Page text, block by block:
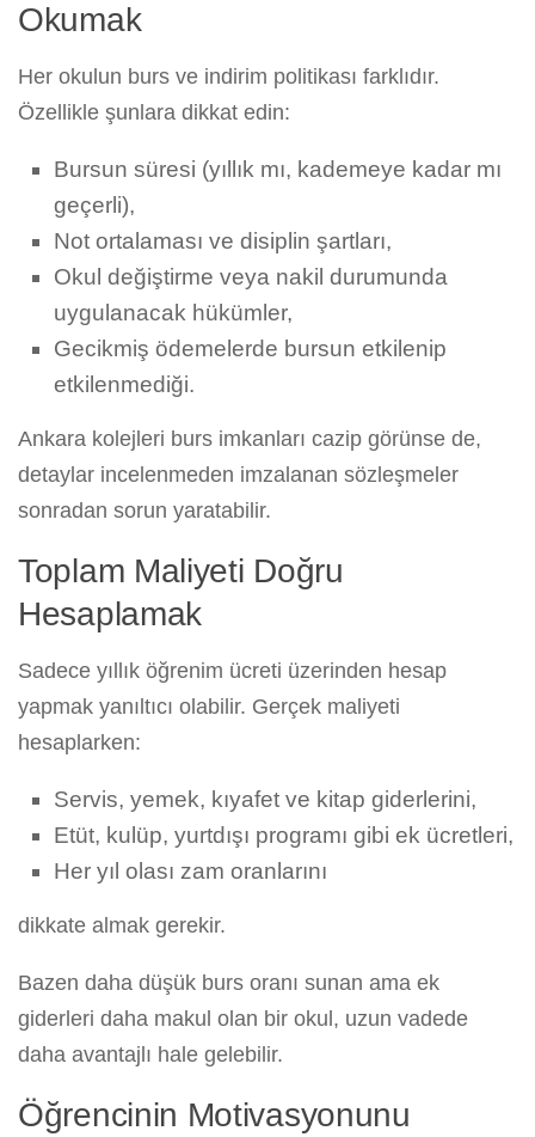
Okumak
Her okulun burs ve indirim politikası farklıdır.
Özellikle şunlara dikkat edin:
Bursun süresi (yıllık mı, kademeye kadar mı
geçerli),
Not ortalaması ve disiplin şartları,
Okul değiştirme veya nakil durumunda
uygulanacak hükümler,
Gecikmiş ödemelerde bursun etkilenip
etkilenmediği.
Ankara kolejleri burs imkanları cazip görünse de,
detaylar incelenmeden imzalanan sözleşmeler
sonradan sorun yaratabilir.
Toplam Maliyeti Doğru
Hesaplamak
Sadece yıllık öğrenim ücreti üzerinden hesap
yapmak yanıltıcı olabilir. Gerçek maliyeti
hesaplarken:
Servis, yemek, kıyafet ve kitap giderlerini,
Etüt, kulüp, yurtdışı programı gibi ek ücretleri,
Her yıl olası zam oranlarını
dikkate almak gerekir.
Bazen daha düşük burs oranı sunan ama ek
giderleri daha makul olan bir okul, uzun vadede
daha avantajlı hale gelebilir.
Öğrencinin Motivasyonunu